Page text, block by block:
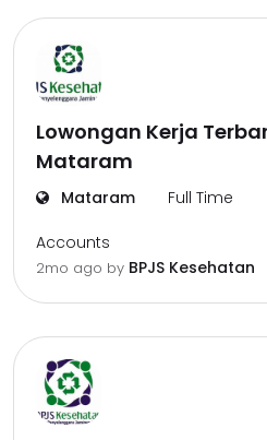
Lowongan Kerja
Mataram
Mataram Full Time
Accounts
2mo ago by BPJS Kesehatan